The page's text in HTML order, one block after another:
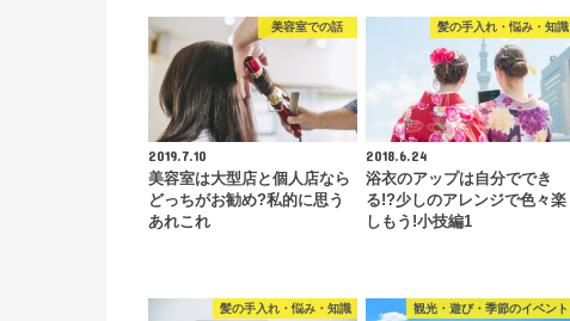
美容室での話
2019.7.10
美容室は大型店と個人店なら
どっちがお勧め?私的に思う
あれこれ
髪の手入れ・悩み・知識
2018.6.24
浴衣のアップは自分ででき
る!?少しのアレンジで色々楽
しもう!小技編1
髪の手入れ・悩み・知識 観光・遊び・季節のイベント